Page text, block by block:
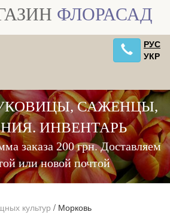
ФЛОРАСАД
РУС
УКР
САЖЕНЦЫ,
ИНВЕНТАРЬ
заказа 200 грн. Доставляем
или новой почтой
культур / Морковь